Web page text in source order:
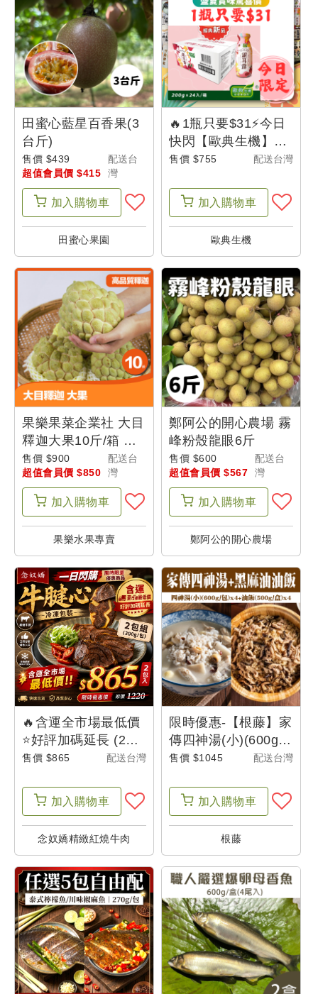
田蜜心藍星百香果(3
台斤)
售價 $439
超值會員價 $415
配送台
灣
加入 購物車
田蜜心果園
🔥1瓶只要$31⚡今日
快閃【歐典生機】桂
花桂圓紅棗銀耳露
色
售價 $755 配送台灣
加入 購物車
歐典生機
果樂果菜企業社 大目
釋迦大果10斤/箱 台
東味-宜花東-父士山
售價 $900
超值會員價 $850
配送台
灣
加入 購物車
果樂水果專賣
鄭阿公的開心農場 霧
峰粉殼龍眼6斤
售價 $600
超值會員價 $567
配送台
灣
加入 購物車
鄭阿公的開心農場
🔥含運全市場最低價
⭐好評加碼延長 (2包
組)【念奴嬌】牛腱心
售價 $865 配送台灣
加入 購物車
念奴嬌精緻紅燒牛肉
限時優惠-【根藤】家
傳四神湯(小)(600g/
包)X4+黑麻油油飯
售價 $1045 配送台灣
加入 購物車
根藤